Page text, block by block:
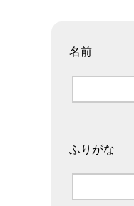
名前
ふりがな